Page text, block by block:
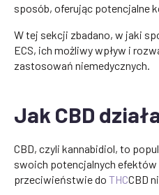
sposób, oferując potencjalne
W tej sekcji zbadano, w jaki
ECS, ich możliwy wpływ i
zastosowań niemedycznych.
Jak CBD
CBD, czyli kannabidiol, to
swoich potencjalnych
przeciwieństwie do THCCBD